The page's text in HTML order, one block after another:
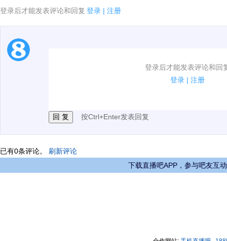
登录后才能发表评论和回复 登录 | 注册
登录后才能发表评论和回
登录 | 注册
1.电脑端新用户可以发表评论了！
按Ctrl+Enter发表回复
已有0条评论。 刷新评论
下载直播吧APP，参与吧友互动